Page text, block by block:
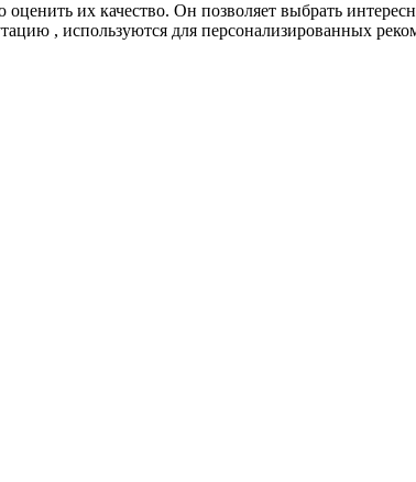
их качество. Он позволяет выбрать
, используются для персонализированных